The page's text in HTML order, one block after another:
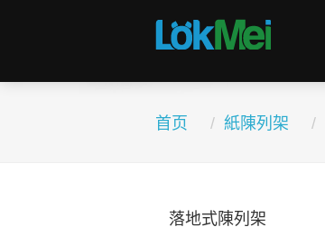
首页 紙陳列架
落地式陳列架